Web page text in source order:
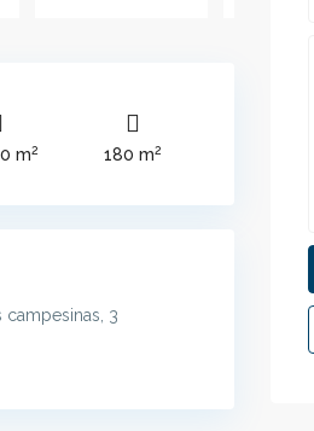
m2 180 m2
campesinas, 3